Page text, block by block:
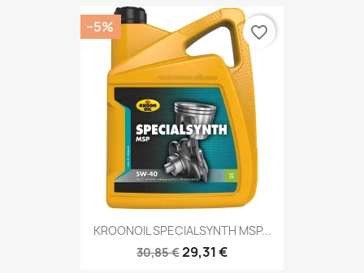
KROONOIL SPECIALSYNTH MSP...
30,85 €29,31 €
−5% favorite_border